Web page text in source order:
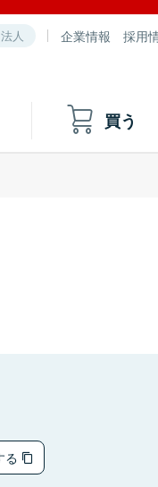
法人 企業情報 採用
買う
る